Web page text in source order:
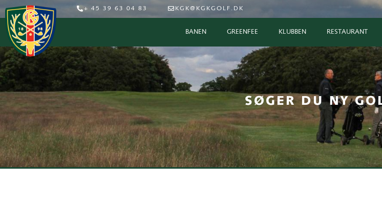
+ 45 39 63 04 83 KGK@KGKGOLF.DK
BANEN GREENFEE KLUBBEN RESTAURANT
SØGER DU NY